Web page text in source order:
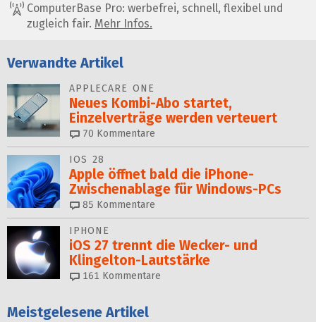
ComputerBase Pro: werbefrei, schnell, flexibel und
zugleich fair. Mehr Infos.
Verwandte Artikel
APPLECARE ONE
Neues Kombi-Abo startet,
Einzelverträge werden verteuert
70 Kommentare
IOS 28
Apple öffnet bald die iPhone-
Zwischenablage für Windows-PCs
85 Kommentare
IPHONE
iOS 27 trennt die Wecker- und
Klingelton-Lautstärke
161 Kommentare
Meistgelesene Artikel